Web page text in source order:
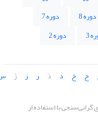
دوره 8
دوره 7
3
دوره 2
ح خ د ذ ر ز ژ
با استفاده از